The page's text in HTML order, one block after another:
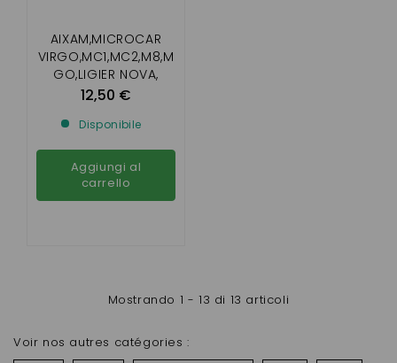
AIXAM,MICROCAR
VIRGO,MC1,MC2,M8,M
GO,LIGIER NOVA,
XTOO R/S/RS,IX0,
JS60,CHATENET26,28,
30,32, JDM , BELLIER
B8
12,50 €
Disponibile
Aggiungi al
carrello
Mostrando 1 - 13 di 13 articoli
Voir nos autres catégories :